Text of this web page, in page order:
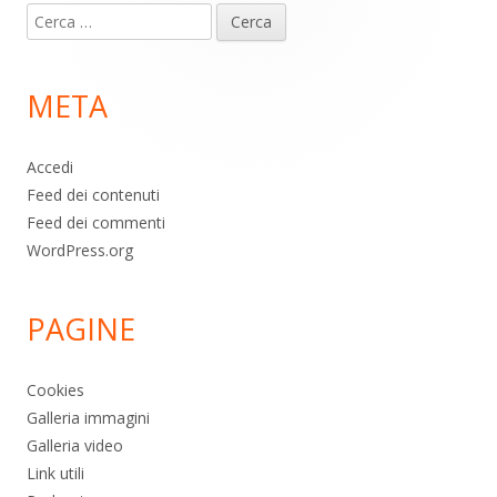
piè
pagina
Ricerca
per:
META
Accedi
Feed dei contenuti
Feed dei commenti
WordPress.org
PAGINE
Cookies
Galleria immagini
Galleria video
Link utili